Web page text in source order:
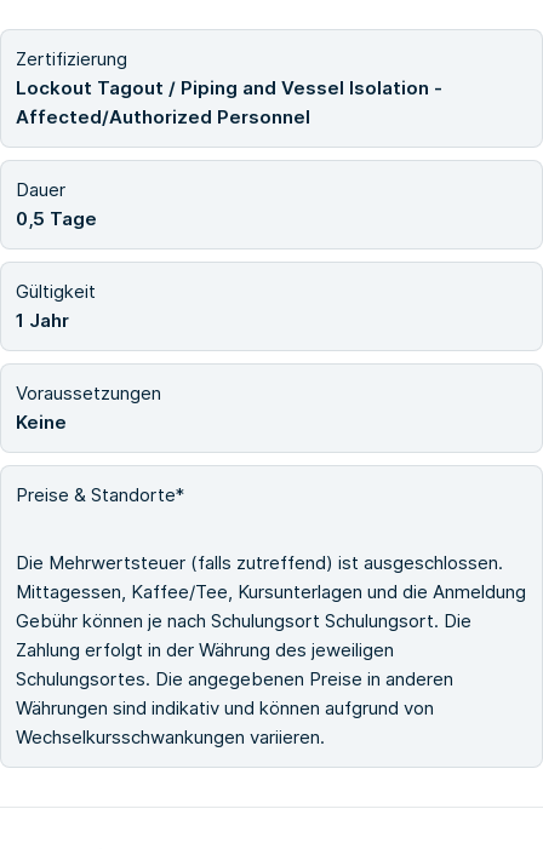
Zertifizierung
Lockout Tagout / Piping and Vessel Isolation -
Affected/Authorized Personnel
Dauer
0,5 Tage
Gültigkeit
1 Jahr
Voraussetzungen
Keine
Preise & Standorte*
Die Mehrwertsteuer (falls zutreffend) ist ausgeschlossen.
Mittagessen, Kaffee/Tee, Kursunterlagen und die Anmeldung
Gebühr können je nach Schulungsort Schulungsort. Die
Zahlung erfolgt in der Währung des jeweiligen
Schulungsortes. Die angegebenen Preise in anderen
Währungen sind indikativ und können aufgrund von
Wechselkursschwankungen variieren.